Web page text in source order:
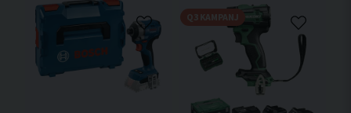
Q3 KAMPANJ